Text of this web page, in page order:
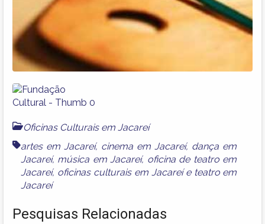
Oficinas Culturais em Jacareí
artes em Jacareí, cinema em Jacareí, dança em
Jacareí, música em Jacareí, oficina de teatro em
Jacareí, oficinas culturais em Jacareíe teatro em
Jacareí
Pesquisas Relacionadas